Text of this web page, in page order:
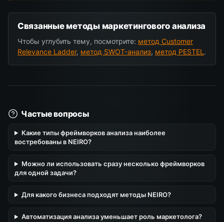
Связанные методы маркетингового анализа
Чтобы углубить тему, посмотрите: метод Customer
Relevance Ladder, метод SWOT-анализ, метод PESTEL .
Частые вопросы
Какие типы фреймворков анализа наиболее
востребованы в NEIRO?
Можно ли использовать сразу несколько фреймворков
для одной задачи?
Для какого бизнеса подходят методы NEIRO?
Автоматизация анализа уменьшает роль маркетолога?